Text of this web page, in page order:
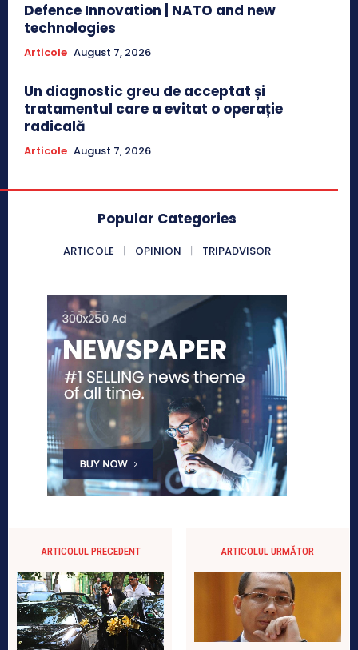
Defence Innovation | NATO and new
technologies
Articole August 7, 2026
Un diagnostic greu de acceptat și
tratamentul care a evitat o operație
radicală
Articole August 7, 2026
Popular Categories
ARTICOLE OPINION TRIPADVISOR
ARTICOLUL PRECEDENT ARTICOLUL URMĂTOR